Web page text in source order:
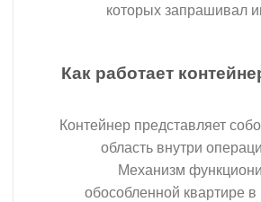
которых запрашивал
Как работает
Контейнер представляет
область внутри
Механизм
обособленной квартире